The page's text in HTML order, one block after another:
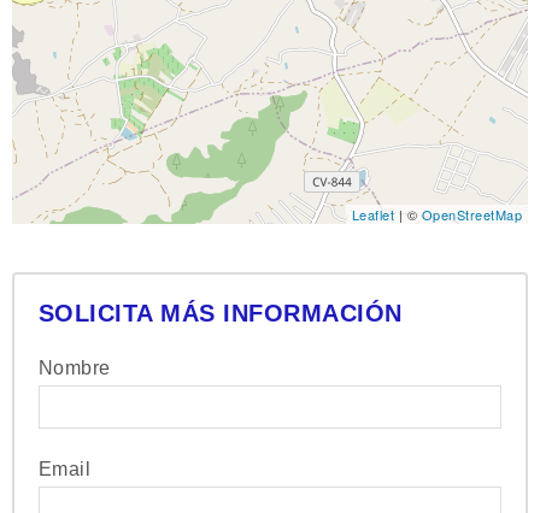
Leaflet | © OpenStreetMap
SOLICITA MÁS INFORMACIÓN
Nombre
Email